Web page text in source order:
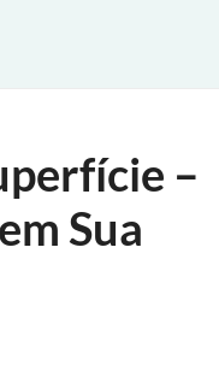
–
Sua